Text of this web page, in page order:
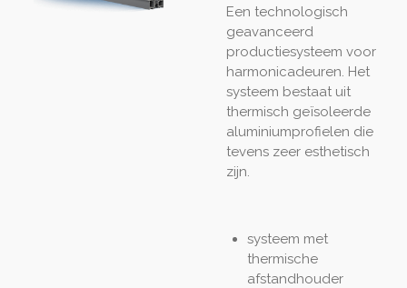
Een technologisch
geavanceerd
productiesysteem voor
harmonicadeuren. Het
systeem bestaat uit
thermisch geïsoleerde
aluminiumprofielen die
tevens zeer esthetisch
zijn.
systeem met
thermische
afstandhouder